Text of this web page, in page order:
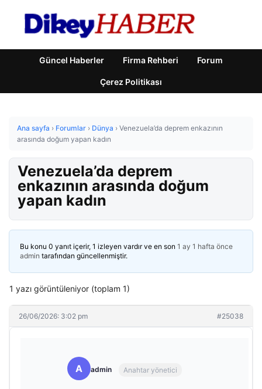
Güncel Haberler Firma Rehberi Forum
Çerez Politikası
Ana sayfa › Forumlar › Dünya › Venezuela’da deprem enkazının
arasında doğum yapan kadın
Venezuela’da deprem
enkazının arasında doğum
yapan kadın
Bu konu 0 yanıt içerir, 1 izleyen vardır ve en son 1 ay 1 hafta önce
admin tarafından güncellenmiştir.
1 yazı görüntüleniyor (toplam 1)
26/06/2026: 3:02 pm #25038
A admin Anahtar yönetici